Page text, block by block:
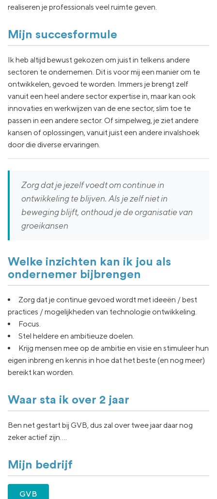
realiseren je professionals veel ruimte geven.
Mijn succesformule
Ik heb altijd bewust gekozen om juist in telkens andere
sectoren te ondernemen. Dit is voor mij een manier om te
ontwikkelen, gevoed te worden. Immers je brengt zelf
vanuit een heel andere sector expertise in, maar kan ook
innovaties en werkwijzen van de ene sector, slim toe te
passen in een andere sector. Of simpelweg, je ziet andere
kansen of oplossingen, vanuit juist een andere invalshoek
door die diverse ervaringen.
Zorg dat je jezelf voedt om continue in
ontwikkeling te blijven. Als je zelf niet in
beweging blijft, onthoud je de organisatie van
groeikansen
Welke inzichten kan ik jou als
ondernemer bijbrengen
Zorg dat je continue gevoed wordt met ideeën / best
practices / mogelijkheden van technologie ontwikkeling.
Focus.
Stel heldere en ambitieuze doelen.
Krijg mensen mee op de ambitie en visie en stimuleer hun
eigen inbreng en kennis in hoe dat het beste (en nog meer)
bereikt kan worden.
Waar sta ik over 2 jaar
Ben net gestart bij GVB, dus zal over twee jaar daar nog
zeker actief zijn….
Mijn bedrijf
GVB